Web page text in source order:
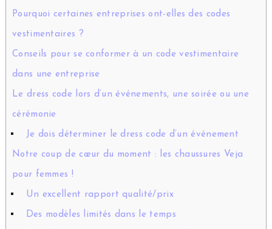
Pourquoi certaines entreprises ont-elles des codes
vestimentaires ?
Conseils pour se conformer à un code vestimentaire
dans une entreprise
Le dress code lors d’un événements, une soirée ou une
cérémonie
Je dois déterminer le dress code d’un événement
Notre coup de cœur du moment : les chaussures Veja
pour femmes !
Un excellent rapport qualité/prix
Des modèles limités dans le temps